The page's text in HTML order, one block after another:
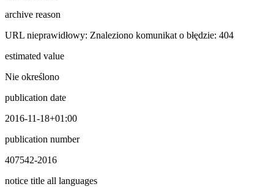
archive reason
URL nieprawidłowy: Znaleziono komunikat o błędzie: 404
estimated value
Nie określono
publication date
2016-11-18+01:00
publication number
407542-2016
notice title all languages